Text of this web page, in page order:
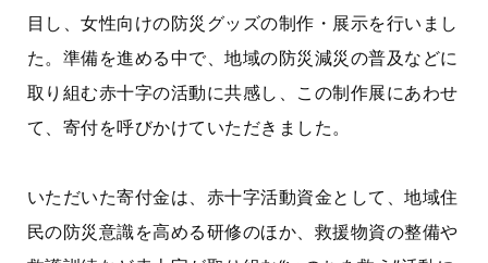
目し、女性向けの防災グッズの制作・展示を行いまし
た。準備を進める中で、地域の防災減災の普及などに
取り組む赤十字の活動に共感し、この制作展にあわせ
て、寄付を呼びかけていただきました。
いただいた寄付金は、赤十字活動資金として、地域住
民の防災意識を高める研修のほか、救援物資の整備や